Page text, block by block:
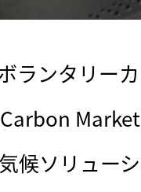
ランタリー
候ソリュー